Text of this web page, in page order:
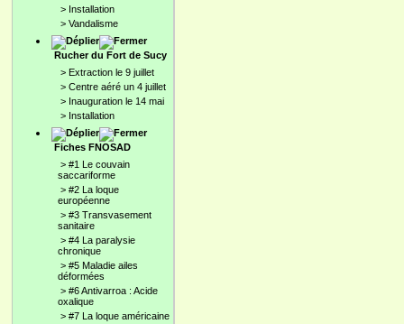
> Installation
> Vandalisme
Rucher du Fort de Sucy
> Extraction le 9 juillet
> Centre aéré un 4 juillet
> Inauguration le 14 mai
> Installation
Fiches FNOSAD
> #1 Le couvain
saccariforme
> #2 La loque
européenne
> #3 Transvasement
sanitaire
> #4 La paralysie
chronique
> #5 Maladie ailes
déformées
> #6 Antivarroa : Acide
oxalique
> #7 La loque américaine